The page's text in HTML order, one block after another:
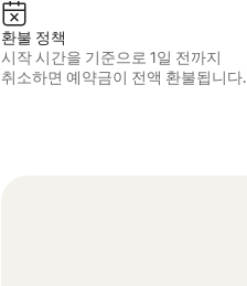
환불 정책
시작 시간을 기준으로 1일 전까지
취소하면 예약금이 전액 환불됩니다.